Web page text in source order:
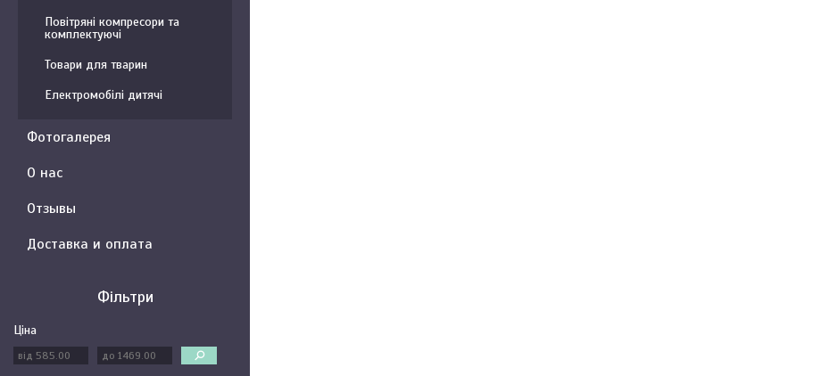
Повітряні компресори та
комплектуючі
Товари для тварин
Електромобілі дитячі
Фотогалерея
О нас
Отзывы
Доставка и оплата
Фільтри
Ціна